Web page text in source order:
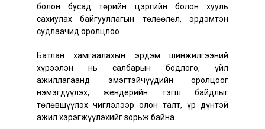
болон бусад төрийн цэргийн болон хууль
сахиулах байгууллагын төлөөлөл, эрдэмтэн
судлаачид оролцлоо.
Батлан хамгаалахын эрдэм шинжилгээний
хүрээлэн нь салбарын бодлого, үйл
ажиллагаанд эмэгтэйчүүдийн оролцоог
нэмэгдүүлэх, жендерийн тэгш байдлыг
төлөвшүүлэх чиглэлээр олон талт, үр дүнтэй
ажил хэрэгжүүлэхийг зорьж байна.